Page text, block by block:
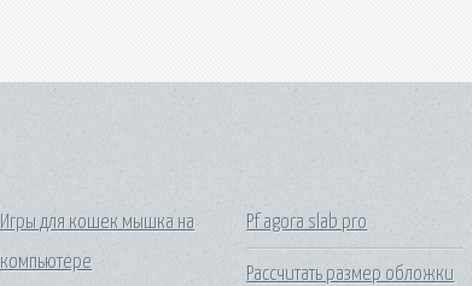
Игры для кошек мышка на
компьютере
Pf agora slab pro
Рассчитать размер обложки